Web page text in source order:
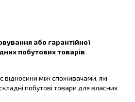
або гарантійної
побутових товарів
відносини між споживачами, які
побутові товари для власних